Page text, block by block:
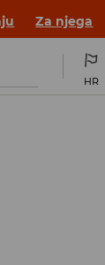
Za nju Za
HR